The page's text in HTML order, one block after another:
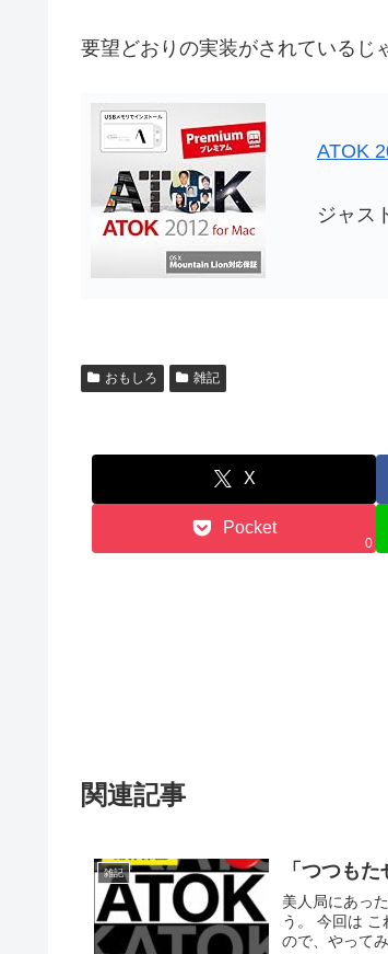
要望どおりの実装がされているじ
ATOK
ジャス
おもしろ 雑記
X
Pocket
0
関連記事
雑記 「つつも
美人局にあっ
う。 今回は
ので、やってみ